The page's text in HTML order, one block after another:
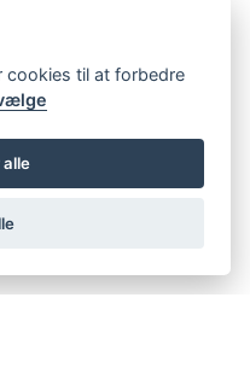
cookies til at forbedre